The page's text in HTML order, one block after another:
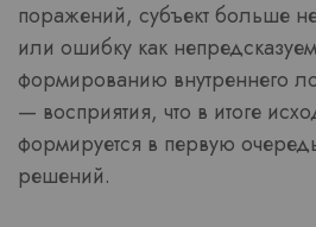
поражений, субъект больше не
или ошибку как
формированию внутреннего
— восприятия, что в итоге
формируется в первую
решений.